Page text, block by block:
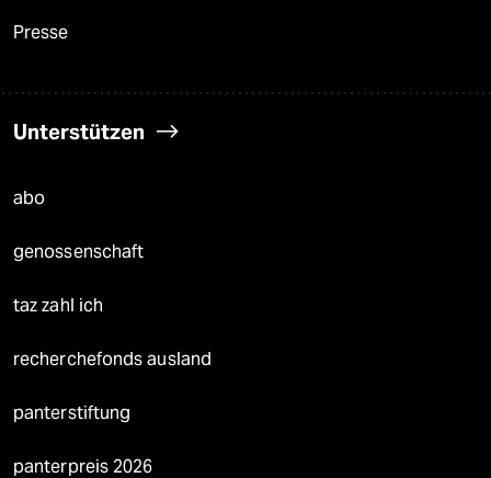
Presse
Unterstützen
abo
genossenschaft
taz zahl ich
recherchefonds ausland
panterstiftung
panterpreis 2026